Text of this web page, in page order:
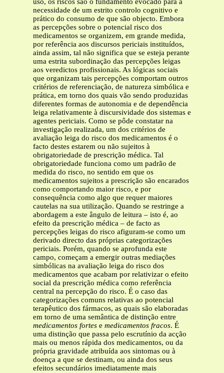
uso, os riscos são o fundamento evocado para a
necessidade de um estrito controlo cognitivo e
prático do consumo de que são objecto. Embora
as percepções sobre o potencial risco dos
medicamentos se organizem, em grande medida,
por referência aos discursos periciais instituídos,
ainda assim, tal não significa que se esteja perante
uma estrita subordinação das percepções leigas
aos veredictos profissionais. As lógicas sociais
que organizam tais percepções comportam outros
critérios de referenciação, de natureza simbólica e
prática, em torno dos quais vão sendo produzidas
diferentes formas de autonomia e de dependência
leiga relativamente à discursividade dos sistemas e
agentes periciais. Como se pôde constatar na
investigação realizada, um dos critérios de
avaliação leiga do risco dos medicamentos é o
facto destes estarem ou não sujeitos à
obrigatoriedade de prescrição médica. Tal
obrigatoriedade funciona como um padrão de
medida do risco, no sentido em que os
medicamentos sujeitos a prescrição são encarados
como comportando maior risco, e por
consequência como algo que requer maiores
cautelas na sua utilização. Quando se restringe a
abordagem a este ângulo de leitura – isto é, ao
efeito da prescrição médica – de facto as
percepções leigas do risco afiguram-se como um
derivado directo das próprias categorizações
periciais. Porém, quando se aprofunda este
campo, começam a emergir outras mediações
simbólicas na avaliação leiga do risco dos
medicamentos que acabam por relativizar o efeito
social da prescrição médica como referência
central na percepção do risco. É o caso das
categorizações comuns relativas ao potencial
terapêutico dos fármacos, as quais são elaboradas
em torno de uma semântica de distinção entre
medicamentos fortes e medicamentos fracos. É
uma distinção que passa pelo escrutínio da acção
mais ou menos rápida dos medicamentos, ou da
própria gravidade atribuída aos sintomas ou à
doença a que se destinam, ou ainda dos seus
efeitos secundários imediatamente mais